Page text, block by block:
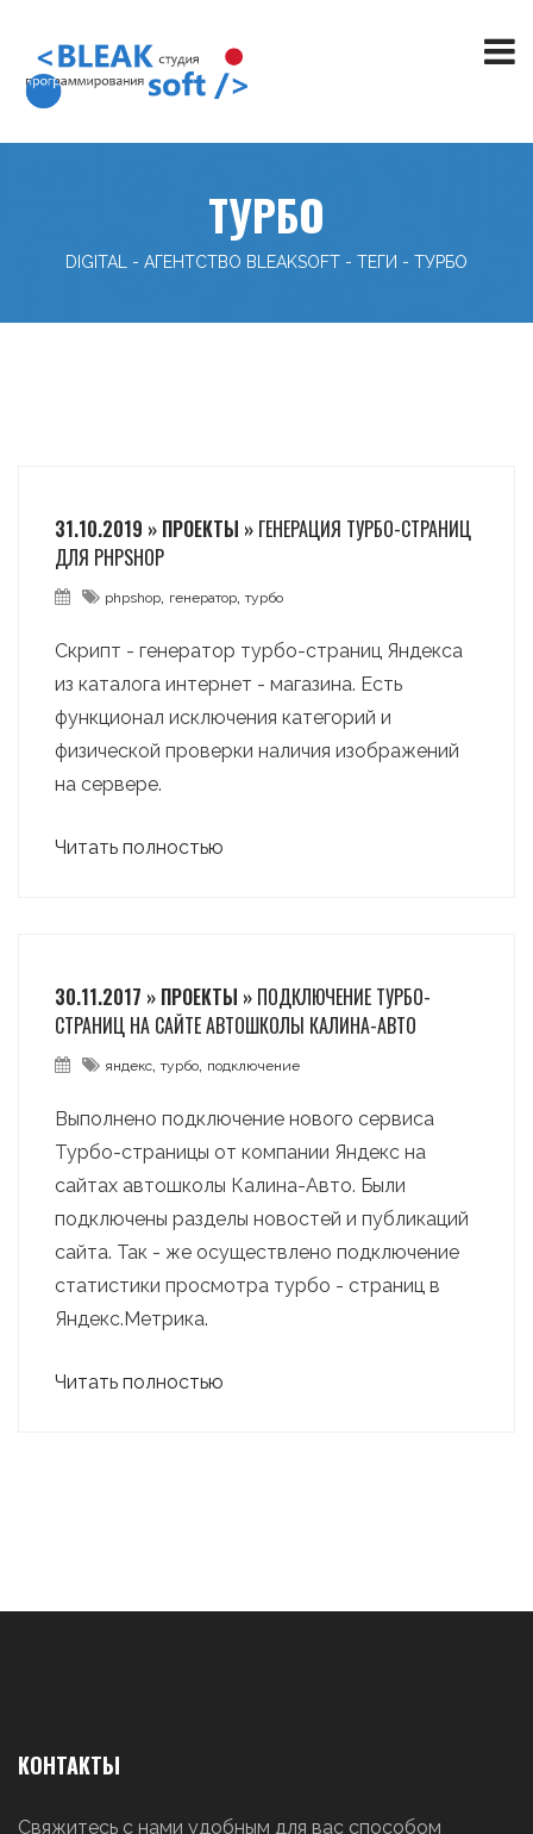
ТУРБО
DIGITAL - АГЕНТСТВО BLEAKSOFT - ТЕГИ - ТУРБО
31.10.2019 » ПРОЕКТЫ » ГЕНЕРАЦИЯ ТУРБО-СТРАНИЦ
ДЛЯ PHPSHOP
phpshop, генератор, турбо
Скрипт - генератор турбо-страниц Яндекса
из каталога интернет - магазина. Есть
функционал исключения категорий и
физической проверки наличия изображений
на сервере.
Читать полностью
30.11.2017 » ПРОЕКТЫ » ПОДКЛЮЧЕНИЕ ТУРБО-
СТРАНИЦ НА САЙТЕ АВТОШКОЛЫ КАЛИНА-АВТО
яндекс, турбо, подключение
Выполнено подключение нового сервиса
Турбо-страницы от компании Яндекс на
сайтах автошколы Калина-Авто. Были
подключены разделы новостей и публикаций
сайта. Так - же осуществлено подключение
статистики просмотра турбо - страниц в
Яндекс.Метрика.
Читать полностью
КОНТАКТЫ
Свяжитесь с нами удобным для вас способом